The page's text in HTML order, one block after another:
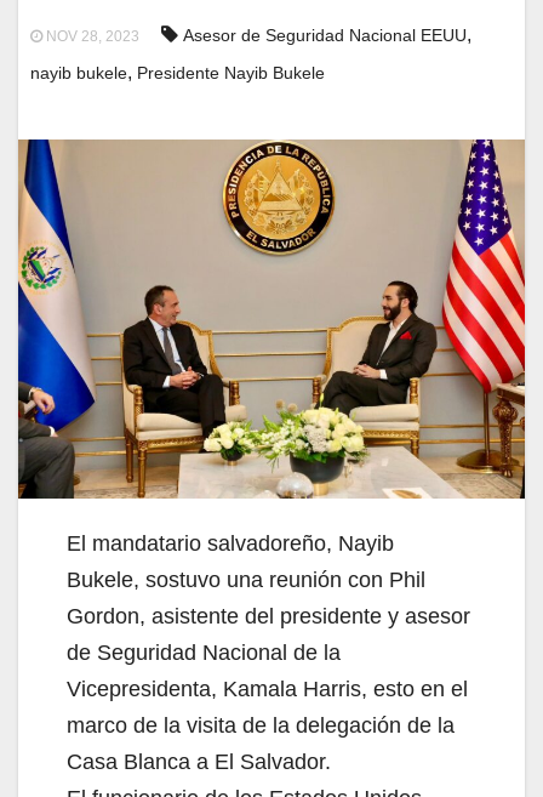
NOV 28, 2023 Asesor de Seguridad Nacional EEUU,
nayib bukele, Presidente Nayib Bukele
El mandatario salvadoreño, Nayib
Bukele, sostuvo una reunión con Phil
Gordon, asistente del presidente y asesor
de Seguridad Nacional de la
Vicepresidenta, Kamala Harris, esto en el
marco de la visita de la delegación de la
Casa Blanca a El Salvador.